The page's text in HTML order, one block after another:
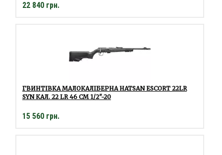
22 840 грн.
ГВИНТІВКА МАЛОКАЛІБЕРНА HATSAN ESCORT 22LR
SYN КАЛ. 22 LR 46 СМ 1/2"-20
15 560 грн.